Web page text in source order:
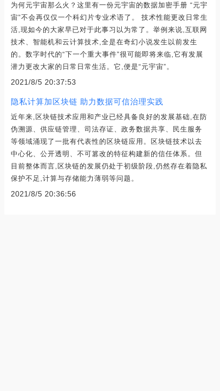
为何元宇宙那么火？这里有一份元宇宙的数据加密手册 “元宇
宙”不会再仅仅一个科幻片专业术语了。 技术性能更改日常生
活,现如今的大家早已对于此事习以为常了。举例来说,互联网
技术、智能机和云计算技术,全是在奇幻小说发生以前发生
的。数字时代的“下一个重大事件”很可能即将来临,它有发展
潜力更改大家的日常日常生活。它,便是“元宇宙”。
2021/8/5 20:37:53
隐私计算加区块链 助力数据可信治理实践
近年来,区块链技术应用和产业已经具备良好的发展基础,在防
伪溯源、供应链管理、司法存证、政务数据共享、民生服务
等领域涌现了一批有代表性的区块链应用。区块链技术以去
中心化、公开透明、不可篡改的特征构建新的信任体系。但
目前整体而言,区块链的发展仍处于初级阶段,仍然存在着隐私
保护不足,计算与存储能力薄弱等问题。
2021/8/5 20:36:56